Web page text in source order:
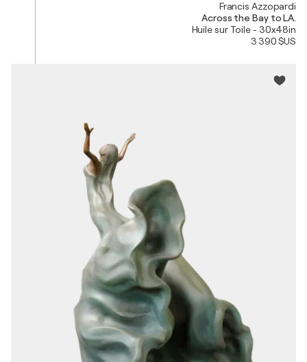
Francis Azzopardi
Across the Bay to LA.
Huile sur Toile - 30x48in
3 390 $US